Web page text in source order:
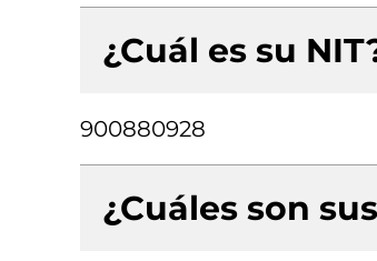
¿Cuál es su
900880928
¿Cuáles son